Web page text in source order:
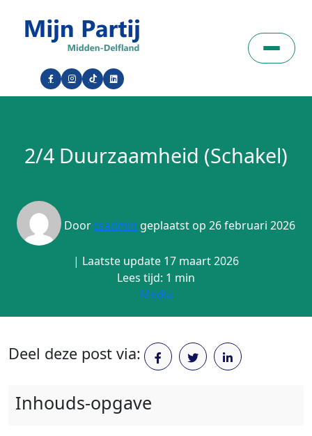
2/4 Duurzaamheid (Schakel)
Doortsadmin geplaatst op 26 februari 2026
| Laatste update 17 maart 2026
Lees tijd: 1 min
Media
Deel deze post via:
Inhouds-opgave